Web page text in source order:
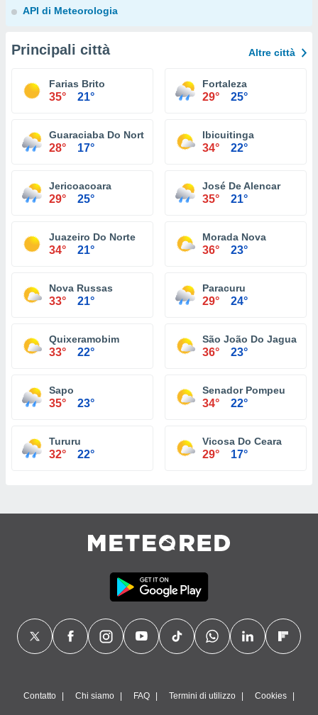
API di Meteorologia
Principali città Altre città
Farias Brito
35° 21°
Fortaleza
29° 25°
Guaraciaba Do Norte
28° 17°
Ibicuitinga
34° 22°
Jericoacoara
29° 25°
José De Alencar
35° 21°
Juazeiro Do Norte
34° 21°
Morada Nova
36° 23°
Nova Russas
33° 21°
Paracuru
29° 24°
Quixeramobim
33° 22°
São João Do Jaguaribe
36° 23°
Sapo
35° 23°
Senador Pompeu
34° 22°
Tururu
32° 22°
Vicosa Do Ceara
29° 17°
Contatto Chi siamo FAQ Termini di utilizzo Cookies